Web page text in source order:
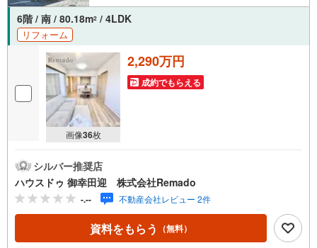
6階 / 南 / 80.18m2 / 4LDK
リフォーム
画像36枚
2,290万円
成約でもらえる
シルバー推奨店
ハウスドゥ 御幸田迎 株式会社Remado
-.-- 不動産会社レビュー 2件
資料をもらう （無料）